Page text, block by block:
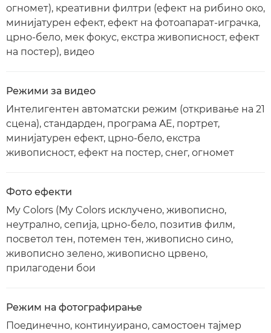
огномет), креативни филтри (ефект на рибино око,
минијатурен ефект, ефект на фотоапарат-играчка,
црно-бело, мек фокус, екстра живописност, ефект
на постер), видео
Режими за видео
Интелигентен автоматски режим (откривање на 21
сцена), стандарден, програма AE, портрет,
минијатурен ефект, црно-бело, екстра
живописност, ефект на постер, снег, огномет
Фото ефекти
My Colors (My Colors исклучено, живописно,
неутрално, сепија, црно-бело, позитив филм,
посветол тен, потемен тен, живописно сино,
живописно зелено, живописно црвено,
прилагодени бои
Режим на фотографирање
Поединечно, континуирано, самостоен тајмер